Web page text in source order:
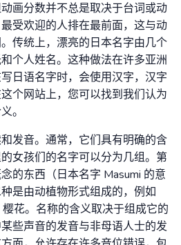
画分数并不总是取决于台词或动
受欢迎的人排在最前面，这与动
传统上，漂亮的日本名字由几个
个人姓名。这种做法在许多亚洲
日语名字时，会使用汉字，汉字
个网站上，您可以找到我们认为
。
发音。通常，它们具有明确的含
女孩们的名字可以分为几组。第
的东西（日本名字 Masumi 的意
是由动植物形式组成的，例如
花。名称的含义取决于组成它的
些声音的发音与非母语人士的发